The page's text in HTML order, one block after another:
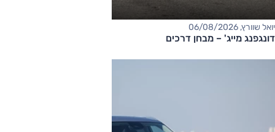
יואל שוורץ, 06/08/2026
דונגפנג מייג' – מבחן דרכים